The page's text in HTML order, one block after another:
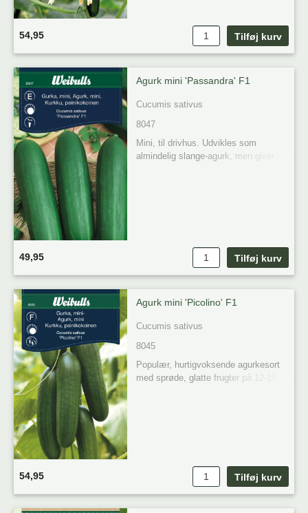
54,95
Agurk mini 'Passandra' F1
Cucumis sativus
8047
Mini, til drivhus. Udvikles som
almindelig slange-agurk, men giver
49,95
Agurk mini 'Picolino' F1
Cucumis sativus
8045
Populær, hurtigvoksende agurkesort
med sprøde, glatte frugter på 12-15
54,95